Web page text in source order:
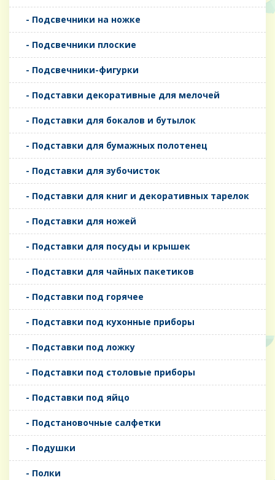
- Подсвечники на ножке
- Подсвечники плоские
- Подсвечники-фигурки
- Подставки декоративные для мелочей
- Подставки для бокалов и бутылок
- Подставки для бумажных полотенец
- Подставки для зубочисток
- Подставки для книг и декоративных тарелок
- Подставки для ножей
- Подставки для посуды и крышек
- Подставки для чайных пакетиков
- Подставки под горячее
- Подставки под кухонные приборы
- Подставки под ложку
- Подставки под столовые приборы
- Подставки под яйцо
- Подстановочные салфетки
- Подушки
- Полки